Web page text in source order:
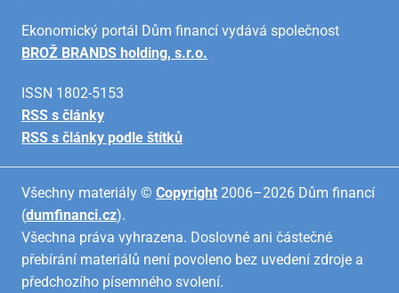
Ekonomický portál Dům financí vydává společnost
BROŽ BRANDS holding, s.r.o.
ISSN 1802-5153
RSS s články
RSS s články podle štítků
Všechny materiály © Copyright 2006–2026 Dům financí
(dumfinanci.cz).
Všechna práva vyhrazena. Doslovné ani částečné
přebírání materiálů není povoleno bez uvedení zdroje a
předchozího písemného svolení.